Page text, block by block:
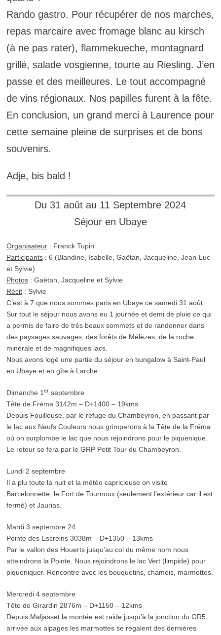
Rando gastro. Pour récupérer de nos marches,
repas marcaire avec fromage blanc au kirsch
(à ne pas rater), flammekueche, montagnard
grillé, salade vosgienne, tourte au Riesling. J’en
passe et des meilleures. Le tout accompagné
de vins régionaux. Nos papilles furent à la fête.
En conclusion, un grand merci à Laurence pour
cette semaine pleine de surprises et de bons
souvenirs.
Adje, bis bald !
Du 31 août au 11 Septembre 2024
Séjour en Ubaye
Organisateur: Franck Tupin
Participants: 6 (Blandine, Isabelle, Gaëtan, Jacqueline, Jean-Luc
et Sylvie)
Photos: Gaëtan, Jacqueline et Sylvie
Récit: Sylvie
C’est à 7 que nous sommes paris en Ubaye ce samedi 31 août.
Sur tout le séjour nous avons eu 1 journée et demi de pluie ce qui
a permis de faire de très beaux sommets et de randonner dans
des paysages sauvages, des forêts de Mélèzes, de la roche
minérale et de magnifiques lacs.
Nous avons logé une partie du séjour en bungalow à Saint-Paul
en Ubaye et en gîte à Larche.
Dimanche 1 erseptembre
Tête de Fréma 3142m – D+1400 – 19kms
Depuis Fouillouse, par le refuge du Chambeyron, en passant par
le lac aux Neufs Couleurs nous grimperons à la Tête de la Fréma
où on surplombe le lac que nous rejoindrons pour le piquenique.
Le retour se fera par le GRP Petit Tour du Chambeyron.
Lundi 2 septembre
Il a plu toute la nuit et la météo capricieuse on visite
Barcelonnette, le Fort de Tournoux (seulement l’extérieur car il est
fermé) et Jaurias.
Mardi 3 septembre 24
Pointe des Escreins 3038m – D+1350 – 13kms
Par le vallon des Houerts jusqu’au col du même nom nous
atteindrons la Pointe. Nous rejoindrons le lac Vert (limpide) pour
piqueniquer. Rencontre avec les bouquetins, chamois, marmottes.
Mercredi 4 septembre
Tête de Girardin 2876m – D+1150 – 12kms
Depuis Maljasset la montée est raide jusqu’à la jonction du GR5,
arrivée aux alpages les marmottes se régalent des dernières